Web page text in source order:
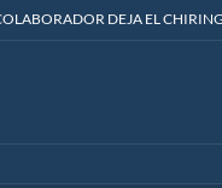
DEJA EL